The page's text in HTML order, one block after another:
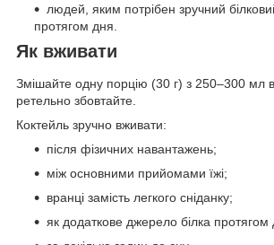
людей, яким потрібен зручний
протягом дня.
Як вживати
Змішайте одну порцію (30 г) з 250–300 мл
ретельно збовтайте.
Коктейль зручно вживати:
після фізичних навантажень;
між основними прийомами їжі;
вранці замість легкого сніданку;
як додаткове джерело білка протягом